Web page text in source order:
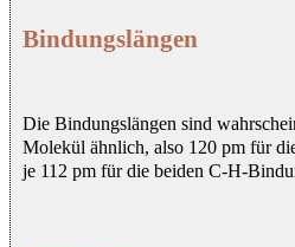
Bindungslängen
Die Bindungslängen sind
Molekül ähnlich, also 120 pm für
je 112 pm für die beiden C-H-